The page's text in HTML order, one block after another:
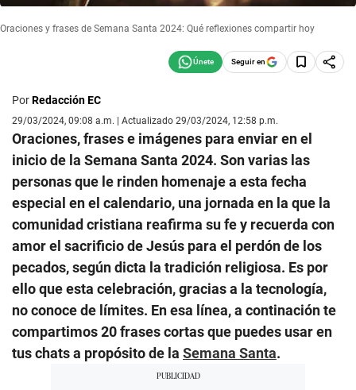
Oraciones y frases de Semana Santa 2024: Qué reflexiones compartir hoy
Seguir en
PorRedacción EC
29/03/2024, 09:08 a.m. | Actualizado 29/03/2024, 12:58 p.m.
Oraciones, frases e imágenes para enviar en el
inicio de la Semana Santa 2024. Son varias las
personas que le rinden homenaje a esta fecha
especial en el calendario, una jornada en la que la
comunidad cristiana reafirma su fe y recuerda con
amor el sacrificio de Jesús para el perdón de los
pecados, según dicta la tradición religiosa. Es por
ello que esta celebración, gracias a la tecnología,
no conoce de límites. En esa línea, a continación te
compartimos 20 frases cortas que puedes usar en
tus chats a propósito de la Semana Santa.